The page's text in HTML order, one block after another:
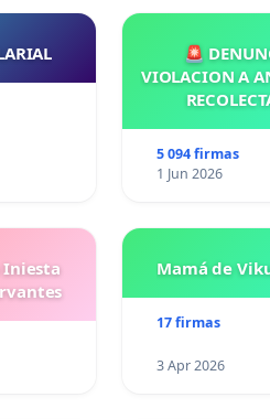
🚨
VIOLACION A
5 094 firmas
1 Jun 2026
Iniesta
Mamá de
17 firmas
3 Apr 2026